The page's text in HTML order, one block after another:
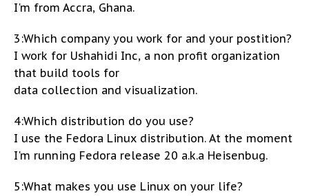
I'm from Accra, Ghana.
3:Which company you work for and your postition?
I work for Ushahidi Inc, a non profit organization
that build tools for
data collection and visualization.
4:Which distribution do you use?
I use the Fedora Linux distribution. At the moment
I'm running Fedora release 20 a.k.a Heisenbug.
5:What makes you use Linux on your life?